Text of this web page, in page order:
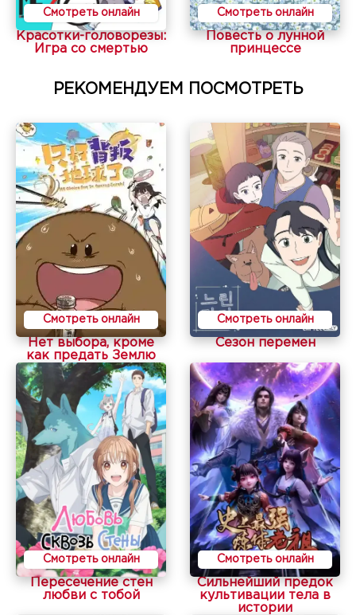
Смотреть онлайн
Красотки-головорезы:
Игра со смертью
Смотреть онлайн
Повесть о лунной
принцессе
РЕКОМЕНДУЕМ ПОСМОТРЕТЬ
Смотреть онлайн
Нет выбора, кроме
как предать Землю
Смотреть онлайн
Сезон перемен
Смотреть онлайн
Пересечение стен
любви с тобой
Смотреть онлайн
Сильнейший предок
культивации тела в
истории